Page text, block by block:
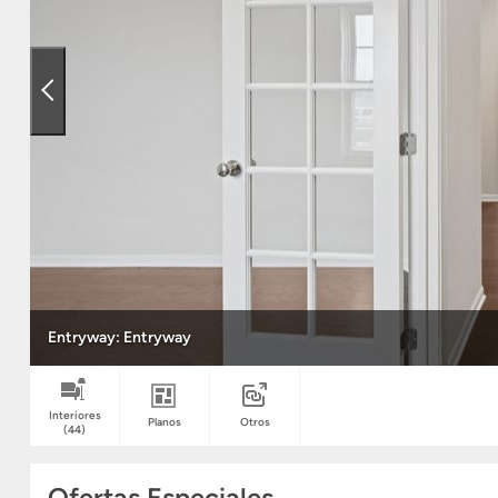
Entryway: Entryway
Interiores
(44)
Planos Otros